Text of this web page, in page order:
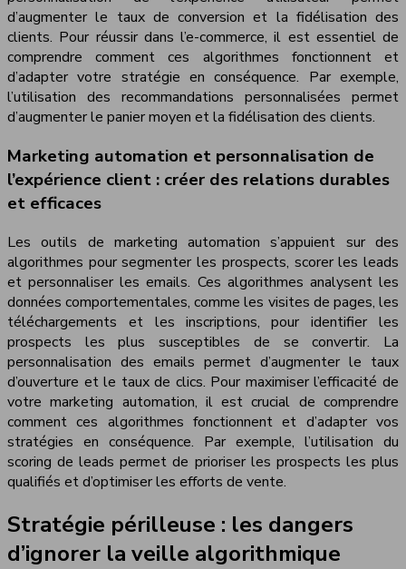
d’augmenter le taux de conversion et la fidélisation des
clients. Pour réussir dans l’e-commerce, il est essentiel de
comprendre comment ces algorithmes fonctionnent et
d’adapter votre stratégie en conséquence. Par exemple,
l’utilisation des recommandations personnalisées permet
d’augmenter le panier moyen et la fidélisation des clients.
Marketing automation et personnalisation de
l’expérience client : créer des relations durables
et efficaces
Les outils de marketing automation s’appuient sur des
algorithmes pour segmenter les prospects, scorer les leads
et personnaliser les emails. Ces algorithmes analysent les
données comportementales, comme les visites de pages, les
téléchargements et les inscriptions, pour identifier les
prospects les plus susceptibles de se convertir. La
personnalisation des emails permet d’augmenter le taux
d’ouverture et le taux de clics. Pour maximiser l’efficacité de
votre marketing automation, il est crucial de comprendre
comment ces algorithmes fonctionnent et d’adapter vos
stratégies en conséquence. Par exemple, l’utilisation du
scoring de leads permet de prioriser les prospects les plus
qualifiés et d’optimiser les efforts de vente.
Stratégie périlleuse : les dangers
d’ignorer la veille algorithmique